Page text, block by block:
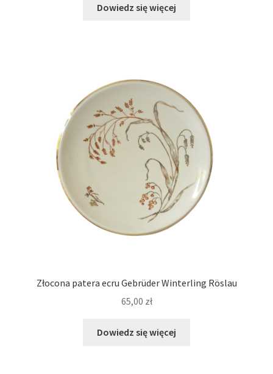
Dowiedz się więcej
Złocona patera ecru Gebrüder Winterling Röslau
65,00 zł
Dowiedz się więcej